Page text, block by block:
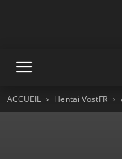
ACCUEIL Hentai VostFR